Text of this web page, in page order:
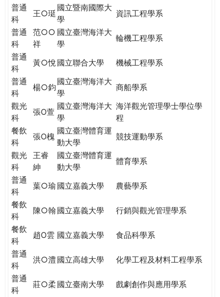
GLOBAL
CITIZENSHIP
普通
科
王○珽
國立暨南國際大
學
資訊工程學系
普通
科
范○○
祥
國立臺灣海洋大
學
輪機工程學系
普通
科
黃○悅 國立聯合大學
機械工程學系
普通
科
楊○鈞
國立臺灣海洋大
學
商船學系
觀光
科
張O萱
國立臺灣海洋大
學
海洋觀光管理學士學位學
程
餐飲
科
張O槐
國立臺灣體育運
動大學
競技運動學系
觀光
科
王睿
紳
國立臺灣體育運
動大學
體育學系
普通
科
葉○瑜 國立嘉義大學
農藝學系
餐飲
科
陳○翰 國立嘉義大學
行銷與觀光管理學系
餐飲
科
趙O雲 國立嘉義大學
食品科學系
普通
科
洪○澧 國立高雄大學
化學工程及材料工程學系
普通
科
莊○柔 國立臺南大學
戲劇創作與應用學系